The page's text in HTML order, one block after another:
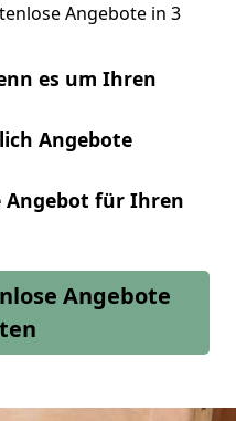
Angebote in 3
es um Ihren
Angebote
Angebot für Ihren
Angebote